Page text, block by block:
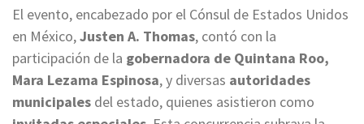
El evento, encabezado por el Cónsul de Estados Unidos
en México,Justen A. Thomas, contó con la
participación de la gobernadora de Quintana Roo,
Mara Lezama Espinosa, y diversas autoridades
municipales del estado, quienes asistieron como